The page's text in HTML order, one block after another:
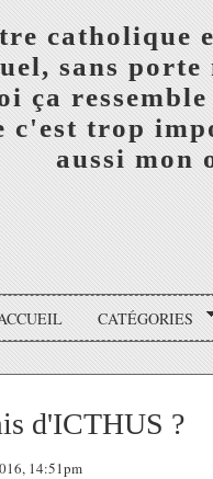
catholique
sans porte
ça
c'est trop
aussi mon
CATÉGORIES
d'ICTHUS ?
14:51pm